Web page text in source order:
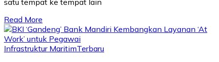
Read More
Infrastruktur MaritimTerbaru